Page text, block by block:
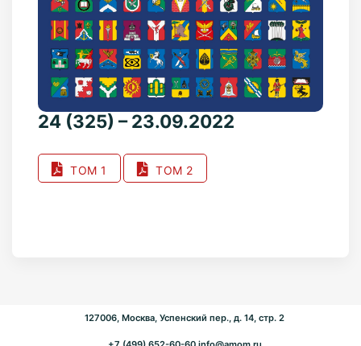
24 (325) – 23.09.2022
ТОМ 1 ТОМ 2
127006, Москва, Успенский пер., д. 14, стр. 2